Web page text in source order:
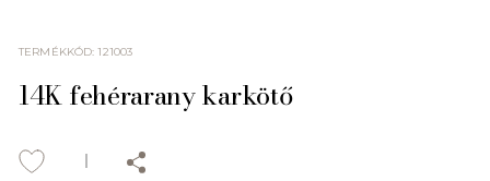
TERMÉKKÓD:121003
14K fehérarany karkötő